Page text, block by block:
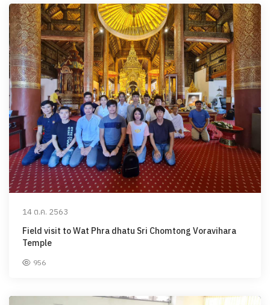
14 ต.ค. 2563
Field visit to Wat Phra dhatu Sri Chomtong Voravihara
Temple
956